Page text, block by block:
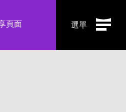
選單
頁面